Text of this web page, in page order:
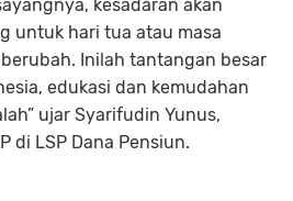
kesadaran akan
untuk hari tua atau masa
Inilah tantangan besar
edukasi dan kemudahan
ujar Syarifudin Yunus,
di LSP Dana Pensiun.